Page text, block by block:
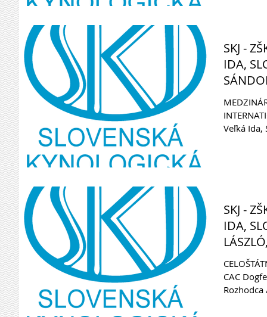
SKJ -
IDA,
Veľká Ida,
SKJ -
IDA,
CAC